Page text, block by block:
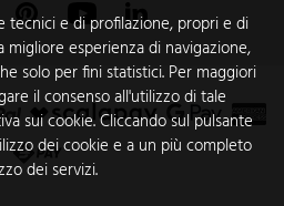
tecnici e di profilazione, propri e di
esperienza di navigazione,
solo per fini statistici. Per maggiori
il consenso all'utilizzo di tale
sui cookie. Cliccando sul pulsante
dei cookie e a un più completo
dei servizi.
Pinterest YouTube